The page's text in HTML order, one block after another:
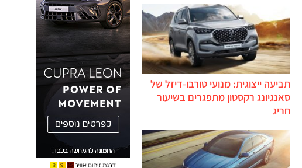
תביעה ייצוגית: מנועי טורבו-דיזל של
סאנגיונג רקסטון מתפגרים בשיעור
חריג